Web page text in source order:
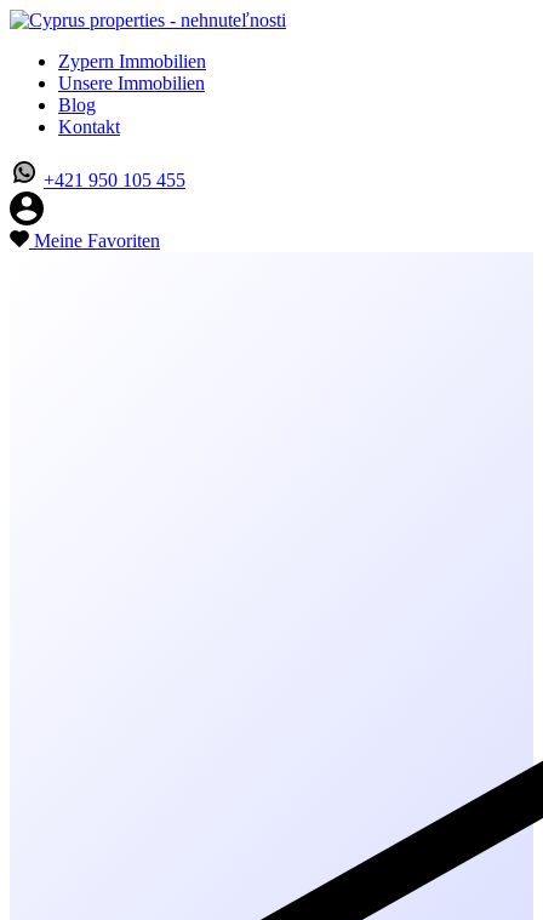
Zypern Immobilien
Unsere Immobilien
Blog
Kontakt
+421 950 105 455
Meine Favoriten